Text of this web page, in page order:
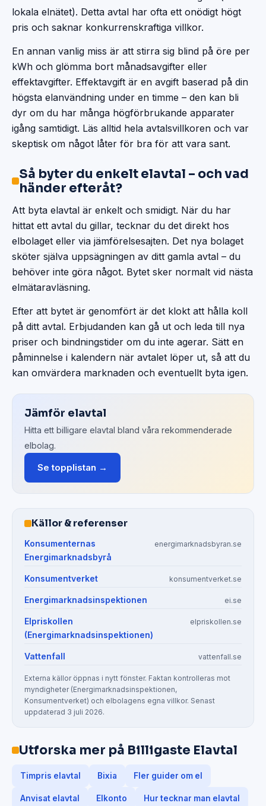
lokala elnätet). Detta avtal har ofta ett onödigt högt
pris och saknar konkurrenskraftiga villkor.
En annan vanlig miss är att stirra sig blind på öre per
kWh och glömma bort månadsavgifter eller
effektavgifter. Effektavgift är en avgift baserad på din
högsta elanvändning under en timme – den kan bli
dyr om du har många högförbrukande apparater
igång samtidigt. Läs alltid hela avtalsvillkoren och var
skeptisk om något låter för bra för att vara sant.
Så byter du enkelt elavtal – och vad
händer efteråt?
Att byta elavtal är enkelt och smidigt. När du har
hittat ett avtal du gillar, tecknar du det direkt hos
elbolaget eller via jämförelsesajten. Det nya bolaget
sköter själva uppsägningen av ditt gamla avtal – du
behöver inte göra något. Bytet sker normalt vid nästa
elmätaravläsning.
Efter att bytet är genomfört är det klokt att hålla koll
på ditt avtal. Erbjudanden kan gå ut och leda till nya
priser och bindningstider om du inte agerar. Sätt en
påminnelse i kalendern när avtalet löper ut, så att du
kan omvärdera marknaden och eventuellt byta igen.
Jämför elavtal
Hitta ett billigare elavtal bland våra rekommenderade
elbolag.
Se topplistan →
Källor & referenser
Konsumenternas
Energimarknadsbyrå
energimarknadsbyran.se
Konsumentverket konsumentverket.se
Energimarknadsinspektionen ei.se
Elpriskollen
(Energimarknadsinspektionen)
elpriskollen.se
Vattenfall vattenfall.se
Externa källor öppnas i nytt fönster. Faktan kontrolleras mot
myndigheter (Energimarknadsinspektionen,
Konsumentverket) och elbolagens egna villkor. Senast
uppdaterad 3 juli 2026.
Utforska mer på Billigaste Elavtal
Timpris elavtal Bixia Fler guider om el
Anvisat elavtal Elkonto Hur tecknar man elavtal